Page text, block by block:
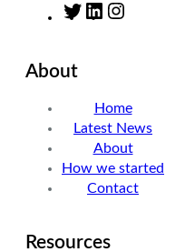
T
r
L
d
I
n
g
r
a
m
About
Home
Latest News
About
How we started
Contact
Resources